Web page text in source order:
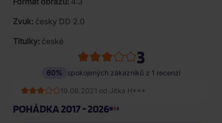
Zvuk: česky DD 2.0
Titulky: české
3
60% spokojených zákazníků z 1 recenzí
19.08.2021 od Jitka H***
POHÁDKA 2017 - 2026